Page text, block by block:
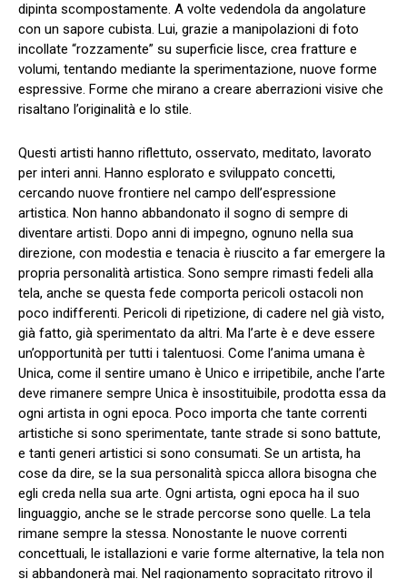
dipinta scompostamente. A volte vedendola da angolature
con un sapore cubista. Lui, grazie a manipolazioni di foto
incollate “rozzamente” su superficie lisce, crea fratture e
volumi, tentando mediante la sperimentazione, nuove forme
espressive. Forme che mirano a creare aberrazioni visive che
risaltano l’originalità e lo stile.
Questi artisti hanno riflettuto, osservato, meditato, lavorato
per interi anni. Hanno esplorato e sviluppato concetti,
cercando nuove frontiere nel campo dell’espressione
artistica. Non hanno abbandonato il sogno di sempre di
diventare artisti. Dopo anni di impegno, ognuno nella sua
direzione, con modestia e tenacia è riuscito a far emergere la
propria personalità artistica. Sono sempre rimasti fedeli alla
tela, anche se questa fede comporta pericoli ostacoli non
poco indifferenti. Pericoli di ripetizione, di cadere nel già visto,
già fatto, già sperimentato da altri. Ma l’arte è e deve essere
un’opportunità per tutti i talentuosi. Come l’anima umana è
Unica, come il sentire umano è Unico e irripetibile, anche l’arte
deve rimanere sempre Unica è insostituibile, prodotta essa da
ogni artista in ogni epoca. Poco importa che tante correnti
artistiche si sono sperimentate, tante strade si sono battute,
e tanti generi artistici si sono consumati. Se un artista, ha
cose da dire, se la sua personalità spicca allora bisogna che
egli creda nella sua arte. Ogni artista, ogni epoca ha il suo
linguaggio, anche se le strade percorse sono quelle. La tela
rimane sempre la stessa. Nonostante le nuove correnti
concettuali, le istallazioni e varie forme alternative, la tela non
si abbandonerà mai. Nel ragionamento sopracitato ritrovo il